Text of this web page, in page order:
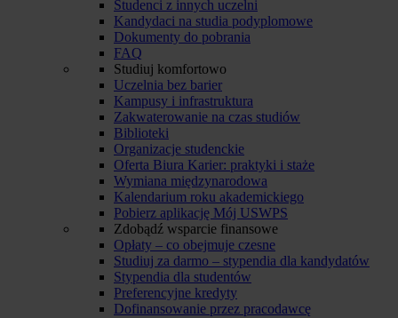
Studenci z innych uczelni
Kandydaci na studia podyplomowe
Dokumenty do pobrania
FAQ
Studiuj komfortowo
Uczelnia bez barier
Kampusy i infrastruktura
Zakwaterowanie na czas studiów
Biblioteki
Organizacje studenckie
Oferta Biura Karier: praktyki i staże
Wymiana międzynarodowa
Kalendarium roku akademickiego
Pobierz aplikację Mój USWPS
Zdobądź wsparcie finansowe
Opłaty – co obejmuje czesne
Studiuj za darmo – stypendia dla kandydatów
Stypendia dla studentów
Preferencyjne kredyty
Dofinansowanie przez pracodawcę